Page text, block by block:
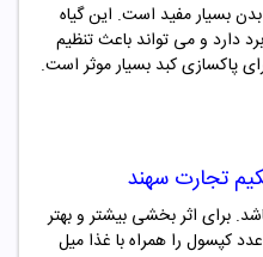
بسیار مفید است. این گیاه
دارد و می تواند باعث تنظیم
پاکسازی کبد بسیار موثر است.
تجارت سهند
برای اثر بخشی بیشتر و بهتر
این مکمل بهتر است روزانه 1 الی 2 عدد کپسول را همراه با غذا میل